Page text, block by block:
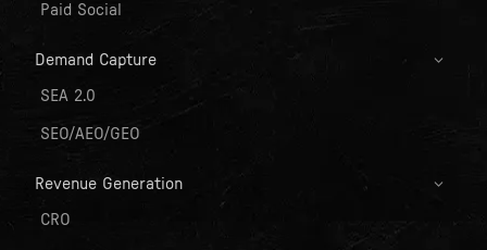
Paid Social
Demand Capture
SEA 2.0
SEO/AEO/GEO
Revenue Generation
CRO